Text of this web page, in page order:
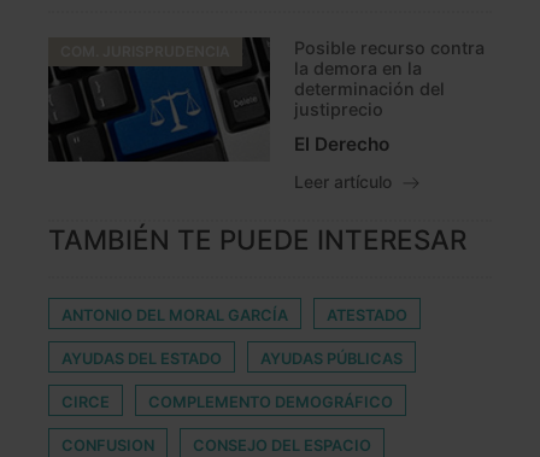
Posible recurso contra
la demora en la
determinación del
justiprecio
El Derecho
Leer artículo
TAMBIÉN TE PUEDE INTERESAR
ANTONIO DEL MORAL GARCÍA ATESTADO
AYUDAS DEL ESTADO AYUDAS PÚBLICAS
CIRCE COMPLEMENTO DEMOGRÁFICO
CONFUSION CONSEJO DEL ESPACIO